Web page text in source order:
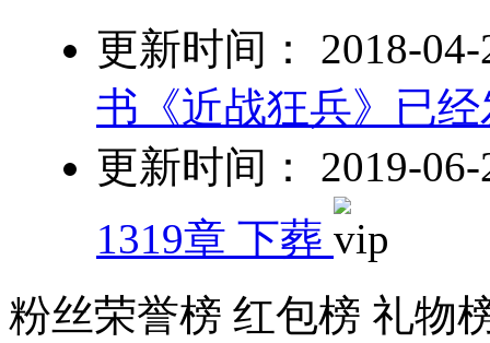
更新时间： 2018-
书《近战狂兵》已
更新时间： 2019-
1319章 下葬
粉丝荣誉榜 红包榜 礼物